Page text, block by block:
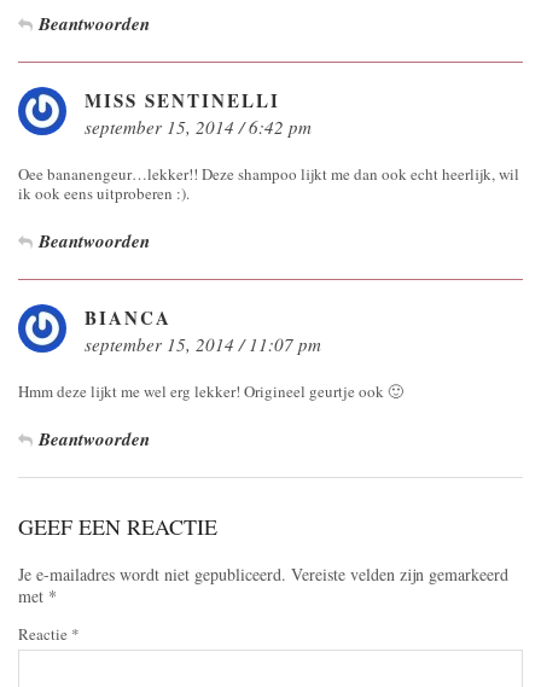
Beantwoorden
MISS SENTINELLI
september 15, 2014 / 6:42 pm
Oee bananengeur…lekker!! Deze shampoo lijkt me dan ook echt heerlijk, wil
ik ook eens uitproberen :).
Beantwoorden
BIANCA
september 15, 2014 / 11:07 pm
Hmm deze lijkt me wel erg lekker! Origineel geurtje ook 🙂
Beantwoorden
GEEF EEN REACTIE
Je e-mailadres wordt niet gepubliceerd. Vereiste velden zijn gemarkeerd
met *
Reactie *